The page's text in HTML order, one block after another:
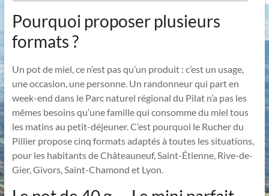
Pourquoi proposer plusieurs
formats ?
Un pot de miel, ce n’est pas qu’un produit : c’est un usage,
une occasion, une personne. Un randonneur qui part en
week-end dans le Parc naturel régional du Pilat n’a pas les
mêmes besoins qu’une famille qui consomme du miel tous
les matins au petit-déjeuner. C’est pourquoi le Rucher du
Pillier propose cinq formats adaptés à toutes les situations,
pour les habitants de Châteauneuf, Saint-Étienne, Rive-de-
Gier, Givors, Saint-Chamond et Lyon.